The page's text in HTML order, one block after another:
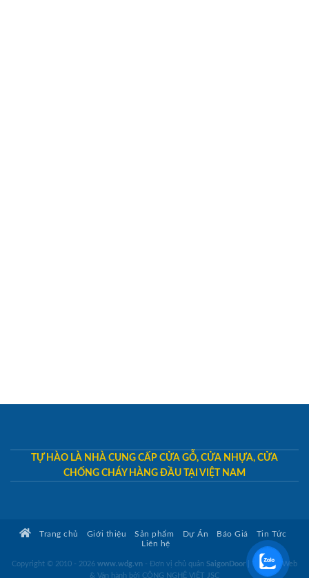
TỰ HÀO LÀ NHÀ CUNG CẤP CỬA GỖ, CỬA NHỰA, CỬA
CHỐNG CHÁY HÀNG ĐẦU TẠI VIỆT NAM
Trang chủ Giới thiệu Sản phẩm Dự Án Báo Giá
Tin Tức
Liên hệ
Copyright © 2010 - 2026 www.wdg.vn - Đơn vị chủ quản SaigonDoor
Thiết kế Web
& Vận hành bởi CÔNG NGHỆ VIỆT JSC